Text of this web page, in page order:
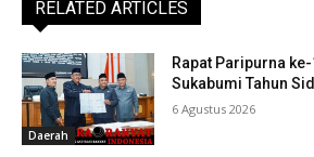
RELATED ARTICLES
Daerah
Rapat Paripurna
Sukabumi Tahun
6 Agustus 2026